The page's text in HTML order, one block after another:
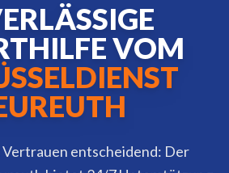
VOM
entscheidend: Der